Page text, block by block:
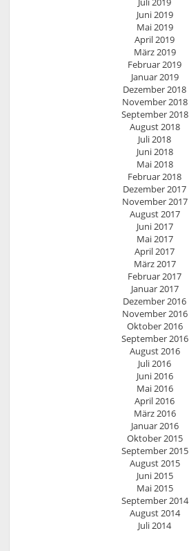
Juni 2019
Mai 2019
April 2019
März 2019
Februar 2019
Januar 2019
Dezember 2018
November 2018
September 2018
August 2018
Juli 2018
Juni 2018
Mai 2018
Februar 2018
Dezember 2017
November 2017
August 2017
Juni 2017
Mai 2017
April 2017
März 2017
Februar 2017
Januar 2017
Dezember 2016
November 2016
Oktober 2016
September 2016
August 2016
Juli 2016
Juni 2016
Mai 2016
April 2016
März 2016
Januar 2016
Oktober 2015
September 2015
August 2015
Juni 2015
Mai 2015
September 2014
August 2014
Juli 2014